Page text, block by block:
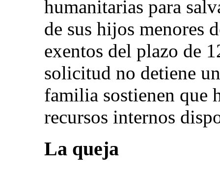
humanitarias para
de sus hijos menores
exentos del plazo de
solicitud no detiene
familia sostienen que
recursos internos
La queja